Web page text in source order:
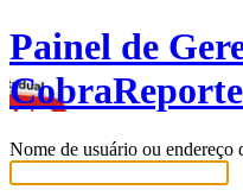
Painel de
Nome de usuário ou endereço